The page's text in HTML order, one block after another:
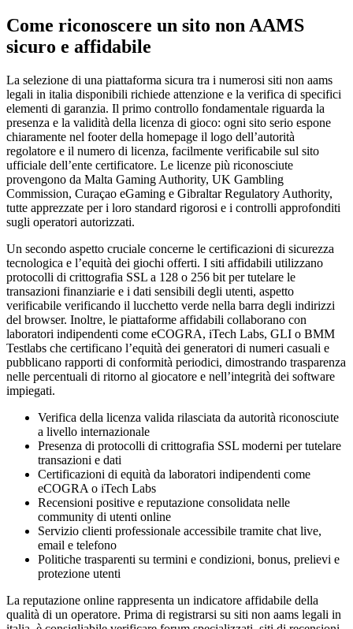
Come riconoscere un sito non AAMS
sicuro e affidabile
La selezione di una piattaforma sicura tra i numerosi siti non aams
legali in italia disponibili richiede attenzione e la verifica di specifici
elementi di garanzia. Il primo controllo fondamentale riguarda la
presenza e la validità della licenza di gioco: ogni sito serio espone
chiaramente nel footer della homepage il logo dell’autorità
regolatore e il numero di licenza, facilmente verificabile sul sito
ufficiale dell’ente certificatore. Le licenze più riconosciute
provengono da Malta Gaming Authority, UK Gambling
Commission, Curaçao eGaming e Gibraltar Regulatory Authority,
tutte apprezzate per i loro standard rigorosi e i controlli approfonditi
sugli operatori autorizzati.
Un secondo aspetto cruciale concerne le certificazioni di sicurezza
tecnologica e l’equità dei giochi offerti. I siti affidabili utilizzano
protocolli di crittografia SSL a 128 o 256 bit per tutelare le
transazioni finanziarie e i dati sensibili degli utenti, aspetto
verificabile verificando il lucchetto verde nella barra degli indirizzi
del browser. Inoltre, le piattaforme affidabili collaborano con
laboratori indipendenti come eCOGRA, iTech Labs, GLI o BMM
Testlabs che certificano l’equità dei generatori di numeri casuali e
pubblicano rapporti di conformità periodici, dimostrando trasparenza
nelle percentuali di ritorno al giocatore e nell’integrità dei software
impiegati.
Verifica della licenza valida rilasciata da autorità riconosciute
a livello internazionale
Presenza di protocolli di crittografia SSL moderni per tutelare
transazioni e dati
Certificazioni di equità da laboratori indipendenti come
eCOGRA o iTech Labs
Recensioni positive e reputazione consolidata nelle
community di utenti online
Servizio clienti professionale accessibile tramite chat live,
email e telefono
Politiche trasparenti su termini e condizioni, bonus, prelievi e
protezione utenti
La reputazione online rappresenta un indicatore affidabile della
qualità di un operatore. Prima di registrarsi su siti non aams legali in